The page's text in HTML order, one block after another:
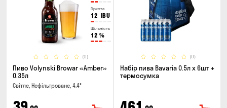
Гіркота
12 IBU
Щільність
12 %
(0)
Пиво Volynski Browar «Amber»
0.35л
Світле, Нефільтроване, 4.4°
(0)
Набір пива Bavaria 0.5л х 6шт +
термосумка